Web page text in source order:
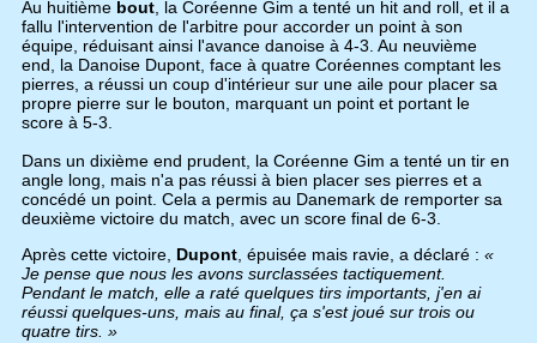
Au huitième bout, la Coréenne Gim a tenté un hit and roll, et il a
fallu l'intervention de l'arbitre pour accorder un point à son
équipe, réduisant ainsi l'avance danoise à 4-3. Au neuvième
end, la Danoise Dupont, face à quatre Coréennes comptant les
pierres, a réussi un coup d'intérieur sur une aile pour placer sa
propre pierre sur le bouton, marquant un point et portant le
score à 5-3.
Dans un dixième end prudent, la Coréenne Gim a tenté un tir en
angle long, mais n'a pas réussi à bien placer ses pierres et a
concédé un point. Cela a permis au Danemark de remporter sa
deuxième victoire du match, avec un score final de 6-3.
Après cette victoire, Dupont, épuisée mais ravie, a déclaré : «
Je pense que nous les avons surclassées tactiquement.
Pendant le match, elle a raté quelques tirs importants, j'en ai
réussi quelques-uns, mais au final, ça s'est joué sur trois ou
quatre tirs. »